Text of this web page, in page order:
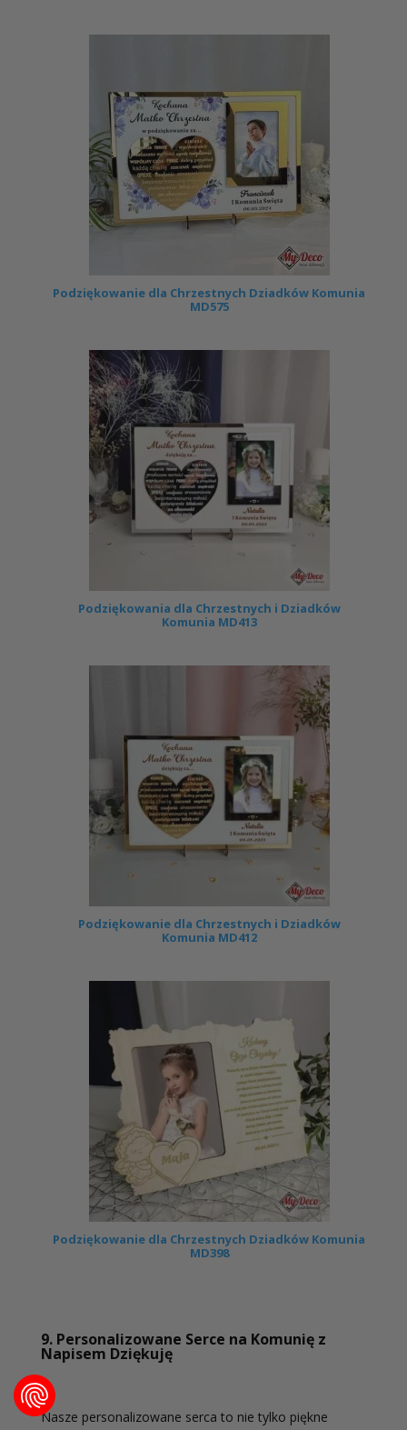
Podziękowanie dla Chrzestnych Dziadków Komunia
MD575
Podziękowania dla Chrzestnych i Dziadków
Komunia MD413
Podziękowanie dla Chrzestnych i Dziadków
Komunia MD412
Podziękowanie dla Chrzestnych Dziadków Komunia
MD398
9. Personalizowane Serce na Komunię z
Napisem Dziękuję
Nasze personalizowane serca to nie tylko piękne